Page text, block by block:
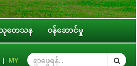
တေသန ဝန်ဆောင်မှု
းညှိနှိုင်းအစည်းအဝေး ကျင်းပ ပြည်သူ့
| MY